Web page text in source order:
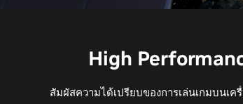
High
สัมผัสความได้เปรียบของการเล่นเกมบนเ